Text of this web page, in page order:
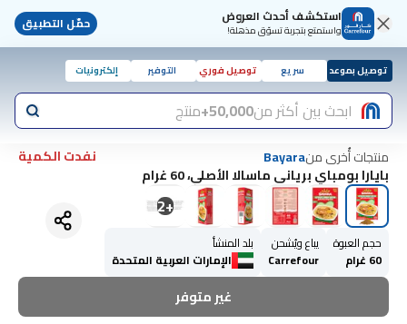
استكشف أحدث العروض
واستمتع بتجربة تسوّق مذهلة! حمّل التطبيق
توصيل بموعد سريع توصيل فوري التوفير إلكترونيات
ابحث بين أكثر من50,000+ منتج
منتجات أُخرى منBayara
نفدت الكمية
بايارا بومباي برياني ماسالا الأصلي، 60 غرام
+
2
حجم العبوة
60 غرام
يباع ويُشحن
Carrefour
بلد المنشأ
الإمارات العربية المتحدة
غير متوفر